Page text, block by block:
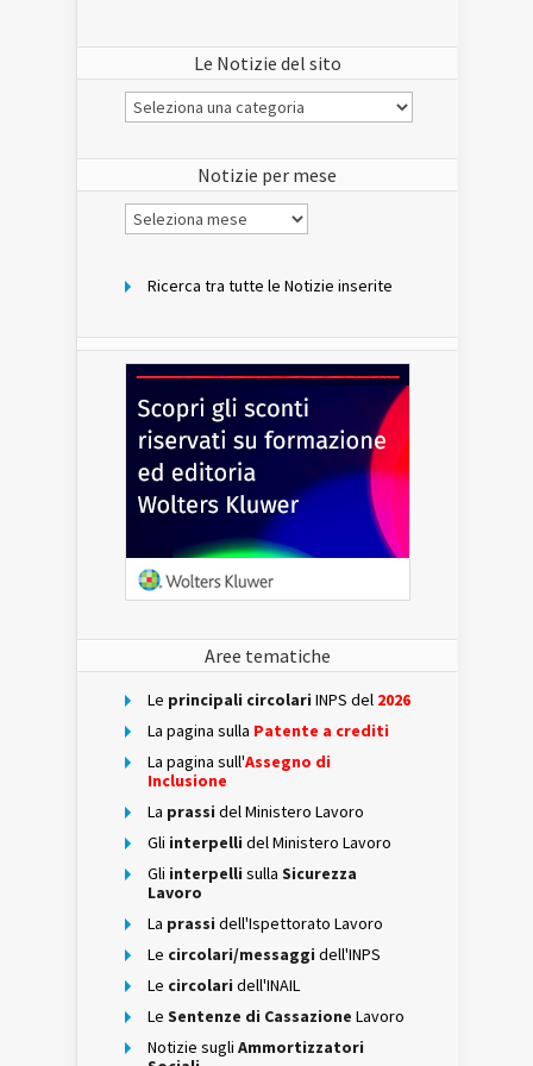
Le Notizie del sito
Le
Notizie
Notizie per mese
Notizie
per
Ricerca tra tutte le Notizie inserite
Aree tematiche
Le principali circolari INPS del 2026
La pagina sulla Patente a crediti
La pagina sull'Assegno di
Inclusione
La prassi del Ministero Lavoro
Gli interpelli del Ministero Lavoro
Gli interpelli sulla Sicurezza
Lavoro
La prassi dell'Ispettorato Lavoro
Le circolari/messaggi dell'INPS
Le circolari dell'INAIL
Le Sentenze di Cassazione Lavoro
Notizie sugli Ammortizzatori